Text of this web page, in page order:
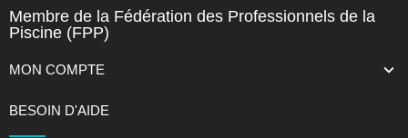
Membre de la Fédération des Professionnels de la
Piscine (FPP)
MON COMPTE
BESOIN D'AIDE